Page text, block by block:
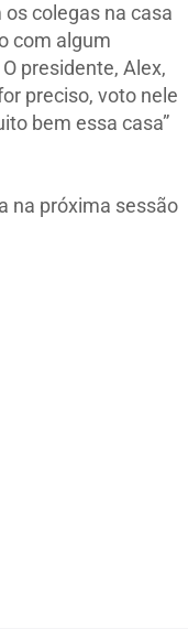
colegas na casa
com algum
presidente, Alex,
preciso, voto nele
bem essa casa”
na próxima sessão